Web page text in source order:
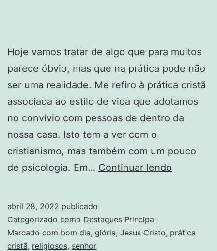
Hoje vamos tratar de algo que para muitos
parece óbvio, mas que na prática pode não
ser uma realidade. Me refiro à prática cristã
associada ao estilo de vida que adotamos
no convívio com pessoas de dentro da
nossa casa. Isto tem a ver com o
cristianismo, mas também com um pouco
de psicologia. Em… Continuar lendo
no
abril 28, 2022 publicado
Categorizado como Destaques Principal
Marcado com bom dia, glória, Jesus Cristo, prática
cristã, religiosos, senhor